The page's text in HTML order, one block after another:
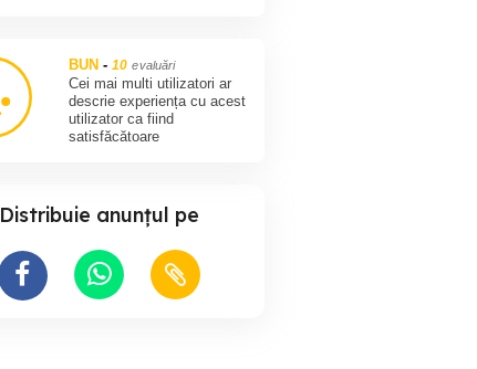
BUN- 10 evaluări
Cei mai multi utilizatori ar
descrie experiența cu acest
utilizator ca fiind
satisfăcătoare
Distribuie anunțul pe